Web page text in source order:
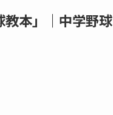
本」｜中学野球